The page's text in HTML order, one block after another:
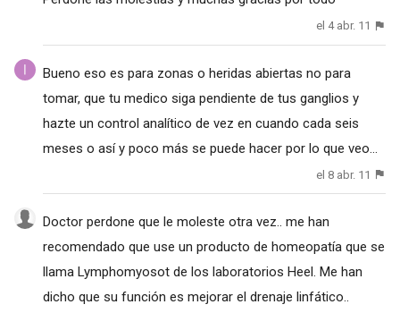
el 4 abr. 11
Bueno eso es para zonas o heridas abiertas no para
tomar, que tu medico siga pendiente de tus ganglios y
hazte un control analítico de vez en cuando cada seis
meses o así y poco más se puede hacer por lo que veo...
el 8 abr. 11
Doctor perdone que le moleste otra vez.. me han
recomendado que use un producto de homeopatía que se
llama Lymphomyosot de los laboratorios Heel. Me han
dicho que su función es mejorar el drenaje linfático..